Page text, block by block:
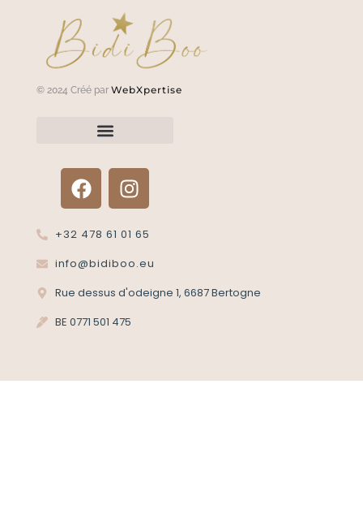
© 2024 Créé par WebXpertise
+32 478 61 01 65
info@bidiboo.eu
Rue dessus d'odeigne 1, 6687 Bertogne
BE 0771 501 475